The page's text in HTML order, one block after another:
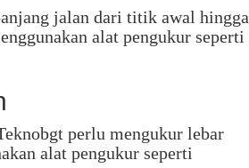
jalan dari titik awal hingga
alat pengukur seperti
perlu mengukur lebar
alat pengukur seperti